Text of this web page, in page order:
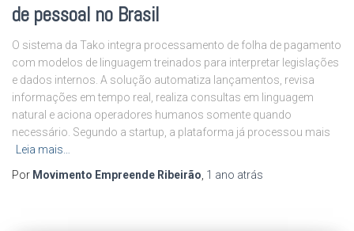
de pessoal no Brasil
O sistema da Tako integra processamento de folha de pagamento
com modelos de linguagem treinados para interpretar legislações
e dados internos. A solução automatiza lançamentos, revisa
informações em tempo real, realiza consultas em linguagem
natural e aciona operadores humanos somente quando
necessário. Segundo a startup, a plataforma já processou mais
Leia mais…
Por Movimento Empreende Ribeirão 1 ano atrás